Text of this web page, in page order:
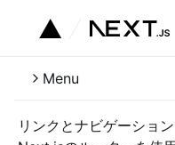
Menu
リンクとナビゲーション